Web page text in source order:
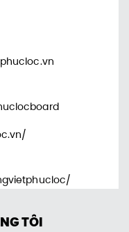
TÔI